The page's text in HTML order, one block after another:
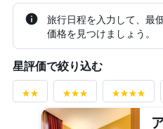
旅行日程を入力して、最
価格を見つけましょう。
星評価で絞り込む